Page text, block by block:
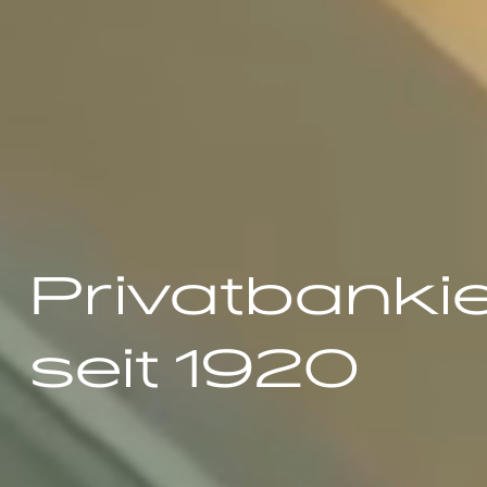
seit 1920